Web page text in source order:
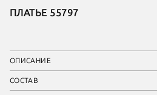
ПЛАТЬЕ 55797
ОПИСАНИЕ
СОСТАВ